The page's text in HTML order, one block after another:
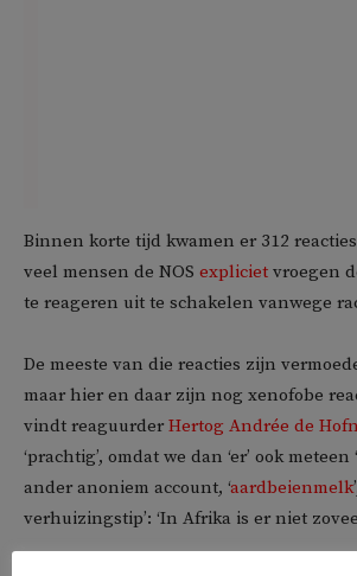
Binnen korte tijd kwamen er 312
veel mensen de NOS expliciet vroegen
te reageren uit te schakelen vanwege
De meeste van die reacties zijn
maar hier en daar zijn nog xenofobe
vindt reaguurder Hertog Andrée de
‘prachtig’, omdat we dan ‘er’ ook
ander anoniem account, ‘aardbeienmelk
verhuizingstip’: ‘In Afrika is er niet